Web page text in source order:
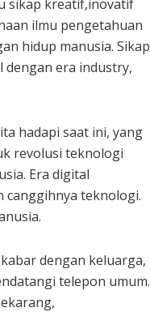
sikap kreatif,inovatif
ilmu pengetahuan
hidup manusia. Sikap
dengan era industry,
hadapi saat ini, yang
revolusi teknologi
Era digital
canggihnya teknologi.
dengan keluarga,
telepon umum.